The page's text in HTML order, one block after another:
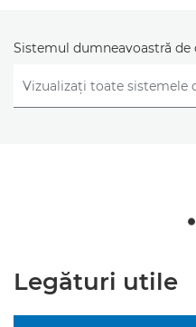
Sistemul dumneavoastră de
Legături utile